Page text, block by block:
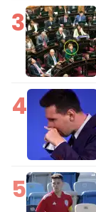
3
4
5